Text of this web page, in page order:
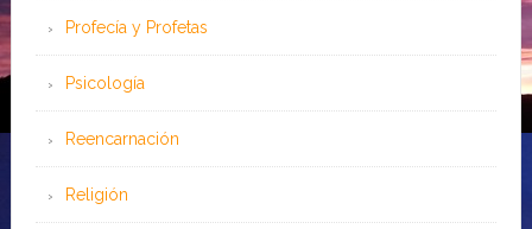
Profecía y Profetas
Psicología
Reencarnación
Religión